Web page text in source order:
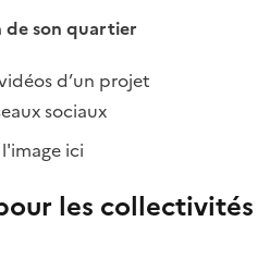
de son quartier
d’un projet
sociaux
les collectivités